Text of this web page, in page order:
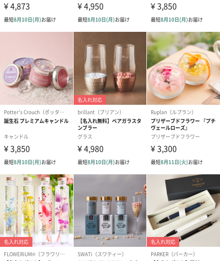
写真付きメッセージカ
写真付きメッセージカ
ード（Thank you）ピ
ンク（680円）
【誕生日】
Birthday ホワ
刷なし）（
生花
生花のブーケを同梱します。
※9-15時にご注文いただく場合、最短のお届け可能日が通常より
シーズンブーケ（ひま
わり）（1,880円）
ブーケ（ホワイトグリ
ーン）（1,650円）
ブーケ（ピン
（1,650円）